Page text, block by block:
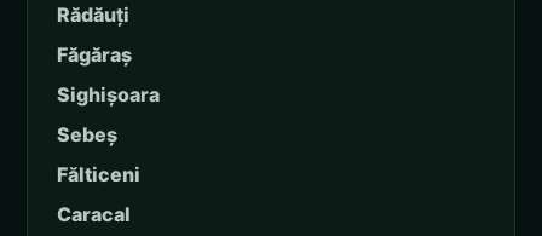
Rădăuți
Făgăraș
Sighișoara
Sebeș
Fălticeni
Caracal